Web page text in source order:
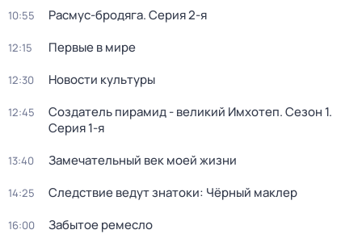
10:55 Расмус-бродяга. Серия 2-я
12:15 Первые в мире
12:30 Новости культуры
12:45 Создатель пирамид - великий Имхотеп. Сезон 1.
Серия 1-я
13:40 Замечательный век моей жизни
14:25 Следствие ведут знатоки: Чёрный маклер
16:00 Забытое ремесло